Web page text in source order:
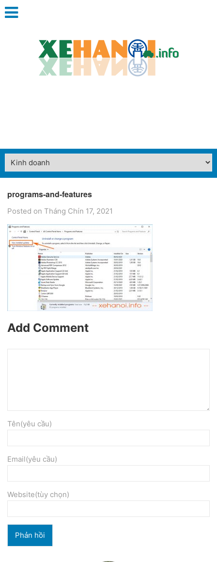
programs-and-features
Posted on Tháng Chín 17, 2021
Add Comment
Tên(yêu cầu)
Email(yêu cầu)
Website(tùy chọn)